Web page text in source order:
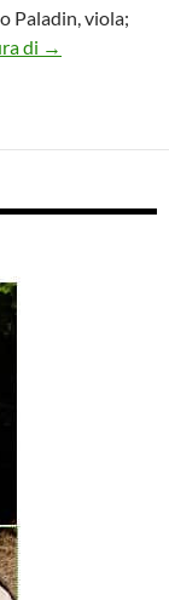
Paladin, viola;
di Concerto del
→